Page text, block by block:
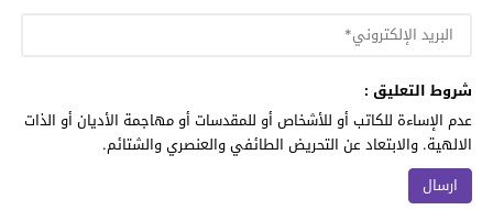
شروط التعليق :
عدم الإساءة للكاتب أو للأشخاص أو للمقدسات أو مهاجمة الأديان أو الذات
الالهية. والابتعاد عن التحريض الطائفي والعنصري والشتائم.